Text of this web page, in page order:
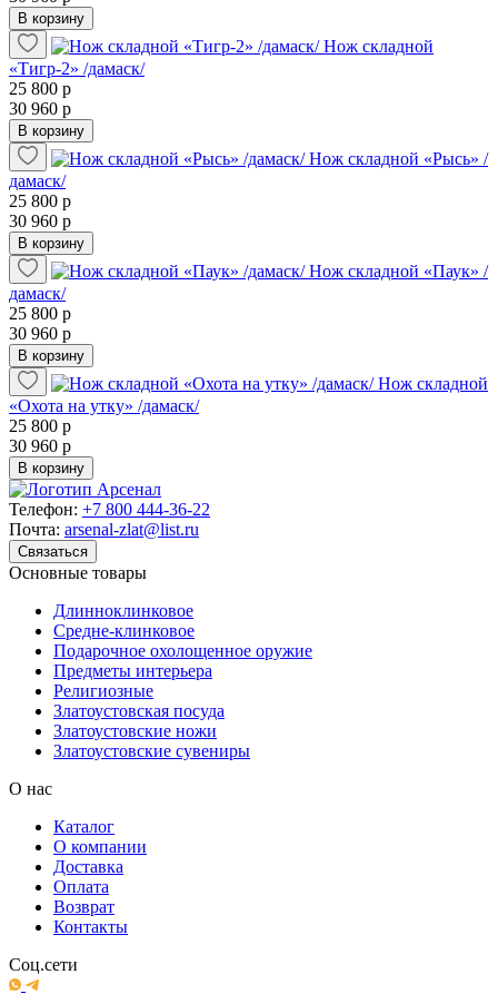
В корзину
Нож складной
«Тигр-2» /дамаск/
25 800 р
30 960 р
В корзину
Нож складной «Рысь» /
дамаск/
25 800 р
30 960 р
В корзину
Нож складной «Паук» /
дамаск/
25 800 р
30 960 р
В корзину
Нож складной
«Охота на утку» /дамаск/
25 800 р
30 960 р
В корзину
Телефон: +7 800 444-36-22
Почта: arsenal-zlat@list.ru
Связаться
Основные товары
Длинноклинковое
Средне-клинковое
Подарочное охолощенное оружие
Предметы интерьера
Религиозные
Златоустовская посуда
Златоустовские ножи
Златоустовские сувениры
О нас
Каталог
О компании
Доставка
Оплата
Возврат
Контакты
Соц.сети